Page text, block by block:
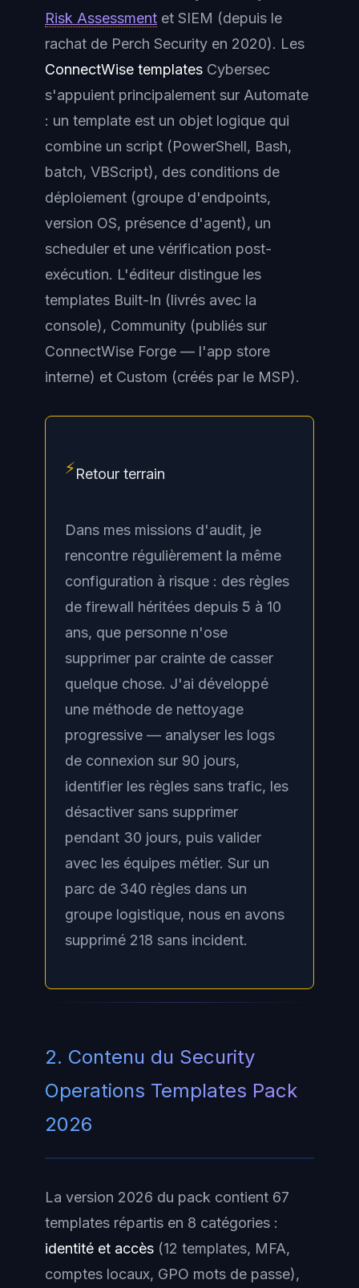
Risk Assessment et SIEM (depuis le
rachat de Perch Security en 2020). Les
ConnectWise templates Cybersec
s'appuient principalement sur Automate
: un template est un objet logique qui
combine un script (PowerShell, Bash,
batch, VBScript), des conditions de
déploiement (groupe d'endpoints,
version OS, présence d'agent), un
scheduler et une vérification post-
exécution. L'éditeur distingue les
templates Built-In (livrés avec la
console), Community (publiés sur
ConnectWise Forge — l'app store
interne) et Custom (créés par le MSP).
⚡Retour terrain
Dans mes missions d'audit, je
rencontre régulièrement la même
configuration à risque : des règles
de firewall héritées depuis 5 à 10
ans, que personne n'ose
supprimer par crainte de casser
quelque chose. J'ai développé
une méthode de nettoyage
progressive — analyser les logs
de connexion sur 90 jours,
identifier les règles sans trafic, les
désactiver sans supprimer
pendant 30 jours, puis valider
avec les équipes métier. Sur un
parc de 340 règles dans un
groupe logistique, nous en avons
supprimé 218 sans incident.
2. Contenu du Security
Operations Templates Pack
2026
La version 2026 du pack contient 67
templates répartis en 8 catégories :
identité et accès (12 templates, MFA,
comptes locaux, GPO mots de passe),